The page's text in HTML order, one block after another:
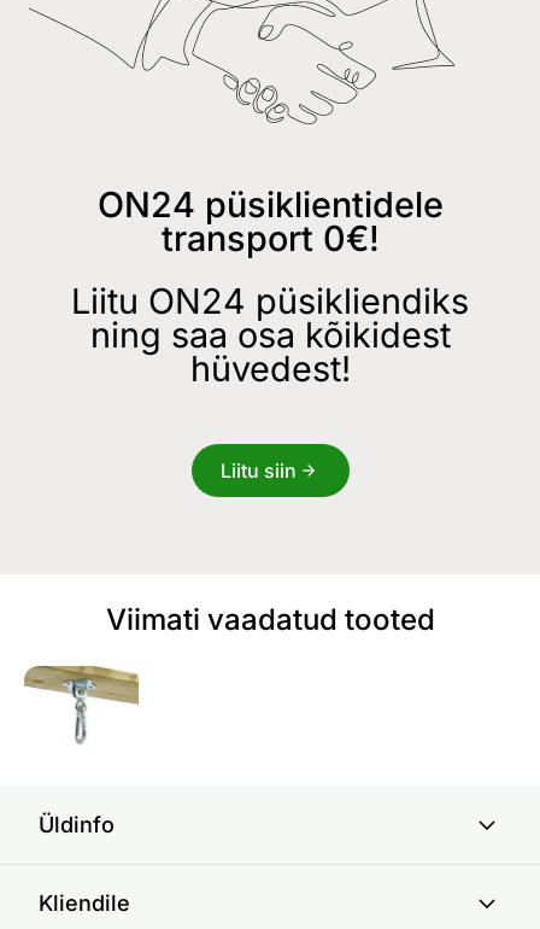
ON24 püsiklientidele
transport 0€!
Liitu ON24 püsikliendiks
ning saa osa kõikidest
hüvedest!
Liitu siin
Viimati vaadatud tooted
Üldinfo
Kliendile